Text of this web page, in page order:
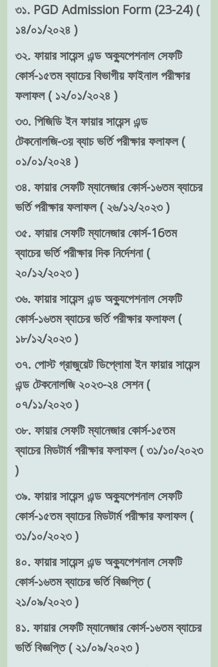
৩১. PGD Admission Form (23-24) (
১৪/০১/২০২৪ )
৩২. ফায়ার সায়েন্স এন্ড অক্যুপেশনাল সেফটি
কোর্স-১৫তম ব্যাচের বিভাগীয় ফাইনাল পরীক্ষার
ফলাফল ( ১২/০১/২০২৪ )
৩৩. পিজিডি ইন ফায়ার সায়েন্স এন্ড
টেকনোলজি-৩য় ব্যাচ ভর্তি পরীক্ষার ফলাফল (
০১/০১/২০২৪ )
৩৪. ফায়ার সেফটি ম্যানেজার কোর্স-১৬তম ব্যাচের
ভর্তি পরীক্ষার ফলাফল ( ২৬/১২/২০২৩ )
৩৫. ফায়ার সেফটি ম্যানেজার কোর্স-16তম
ব্যাচের ভর্তি পরীক্ষার দিক নির্দেশনা (
২০/১২/২০২৩ )
৩৬. ফায়ার সায়েন্স এন্ড অক্যুপেশনাল সেফটি
কোর্স-১৬তম ব্যাচের ভর্তি পরীক্ষার ফলাফল (
১৮/১২/২০২৩ )
৩৭. পোস্ট গ্রাজুয়েট ডিপ্লোমা ইন ফায়ার সায়েন্স
এন্ড টেকনোলজি ২০২৩-২৪ সেশন (
০৭/১১/২০২৩ )
৩৮. ফায়ার সেফটি ম্যানেজার কোর্স-১৫তম
ব্যাচের মিডটার্ম পরীক্ষার ফলাফল ( ৩১/১০/২০২৩
)
৩৯. ফায়ার সায়েন্স এন্ড অক্যুপেশনাল সেফটি
কোর্স-১৫তম ব্যাচের মিডটার্ম পরীক্ষার ফলাফল (
৩১/১০/২০২৩ )
৪০. ফায়ার সায়েন্স এন্ড অক্যুপেশনাল সেফটি
কোর্স-১৬তম ব্যাচের ভর্তি বিজ্ঞপ্তি (
২১/০৯/২০২৩ )
৪১. ফায়ার সেফটি ম্যানেজার কোর্স-১৬তম ব্যাচের
ভর্তি বিজ্ঞপ্তি ( ২১/০৯/২০২৩ )